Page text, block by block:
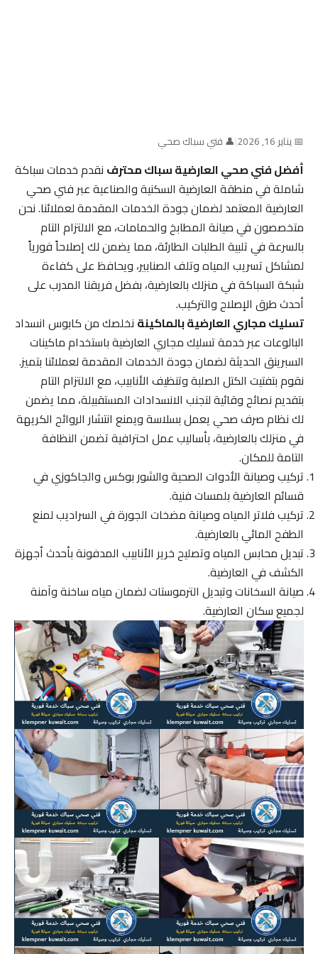
📅 يناير 16, 2026 |👤 فني سباك صحي
أفضل فني صحي العارضية سباك محترفنقدم خدمات سباكة
شاملة في منطقة العارضية السكنية والصناعية عبر فني صحي
العارضية المعتمد لضمان جودة الخدمات المقدمة لعملائنا. نحن
متخصصون في صيانة المطابخ والحمامات، مع الالتزام التام
بالسرعة في تلبية الطلبات الطارئة، مما يضمن لك إصلاحاً فورياً
لمشاكل تسريب المياه وتلف الصنابير، ويحافظ على كفاءة
شبكة السباكة في منزلك بالعارضية، بفضل فريقنا المدرب على
أحدث طرق الإصلاح والتركيب.
تسليك مجاري العارضية بالماكينةنخلصك من كابوس انسداد
البالوعات عبر خدمة تسليك مجاري العارضية باستخدام ماكينات
السبرينق الحديثة لضمان جودة الخدمات المقدمة لعملائنا بتميز.
نقوم بتفتيت الكتل الصلبة وتنظيف الأنابيب، مع الالتزام التام
بتقديم نصائح وقائية لتجنب الانسدادات المستقبيلة، مما يضمن
لك نظام صرف صحي يعمل بسلاسة ويمنع انتشار الروائح الكريهة
في منزلك بالعارضية، بأساليب عمل احترافية تضمن النظافة
التامة للمكان.
تركيب وصيانة الأدوات الصحية والشور بوكس والجاكوزي في
قسائم العارضية بلمسات فنية.
تركيب فلاتر المياه وصيانة مضخات الجورة في السراديب لمنع
الطفح المائي بالعارضية.
تبديل محابس المياه وتصليح خرير الأنابيب المدفونة بأحدث أجهزة
الكشف في العارضية.
صيانة السخانات وتبديل الترموستات لضمان مياه ساخنة وآمنة
لجميع سكان العارضية.